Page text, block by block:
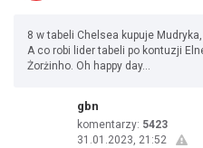
8 w tabeli Chelsea kupuje
A co robi lider tabeli po kontuzji
Żorżinho. Oh happy day...
gbn
komentarzy: 5423
31.01.2023, 21:52